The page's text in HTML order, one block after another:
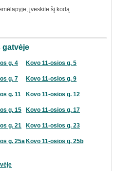
įveskite šį kodą.
gatvėje
g. 4 Kovo 11-osios g. 5
g. 7 Kovo 11-osios g. 9
g. 11 Kovo 11-osios g. 12
g. 15 Kovo 11-osios g. 17
g. 21 Kovo 11-osios g. 23
g. 25a Kovo 11-osios g. 25b